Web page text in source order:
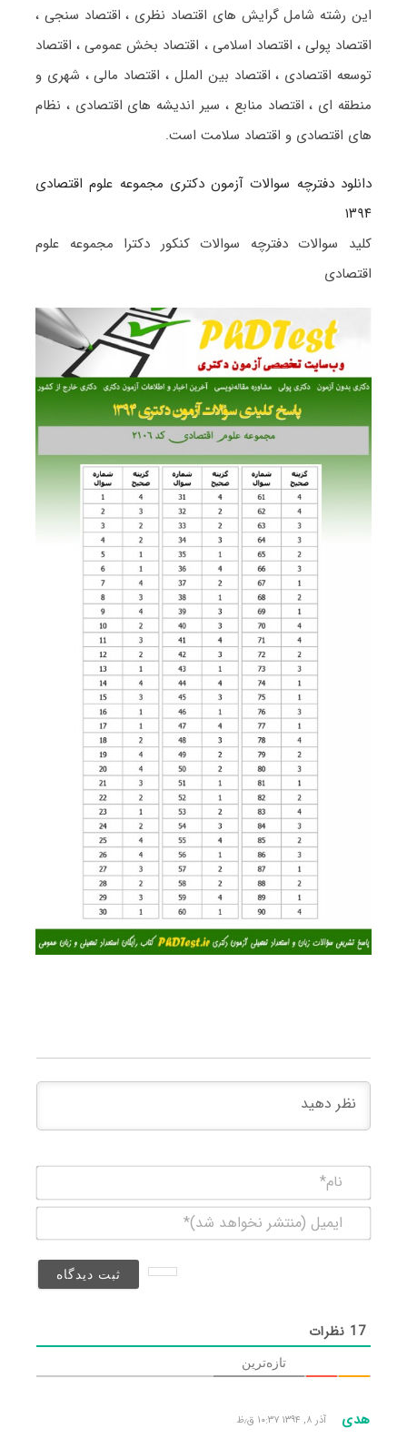
این رشته شامل گرایش های اقتصاد نظری ، اقتصاد سنجی ،
اقتصاد پولی ، اقتصاد اسلامی ، اقتصاد بخش عمومی ، اقتصاد
توسعه اقتصادی ، اقتصاد بین الملل ، اقتصاد مالی ، شهری و
منطقه ای ، اقتصاد منابع ، سیر اندیشه های اقتصادی ، نظام
های اقتصادی و اقتصاد سلامت است.
دانلود دفترچه سوالات آزمون دکتری مجموعه علوم اقتصادی
۱۳۹۴
کلید سوالات دفترچه سوالات کنکور دکترا مجموعه علوم
اقتصادی
(منتشر
17 نظرات
تازه‌ترین
هدی آذر ۸, ۱۳۹۴ ۱۰:۳۷ ق٫ظ